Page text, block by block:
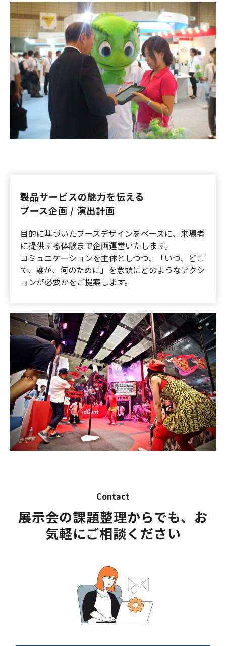
製品サービスの魅力を伝える
ブース企画 / 演出計画
目的に基づいたブースデザインをベースに、来場者
に提供する体験まで企画運営いたします。
コミュニケーションを主体としつつ、「いつ、どこ
で、誰が、何のために」を念頭にどのようなアクシ
ョンが必要かをご提案します。
Contact
展示会の課題整理からでも、お
気軽にご相談ください